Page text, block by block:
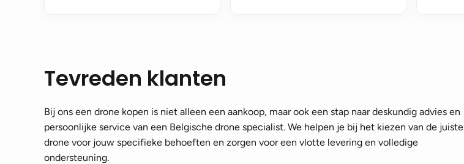
Tevreden klanten
Bij ons een drone kopen is niet alleen een aankoop, maar ook een stap naar deskundig advies en
persoonlijke service van een Belgische drone specialist. We helpen je bij het kiezen van de juiste
drone voor jouw specifieke behoeften en zorgen voor een vlotte levering en volledige
ondersteuning.